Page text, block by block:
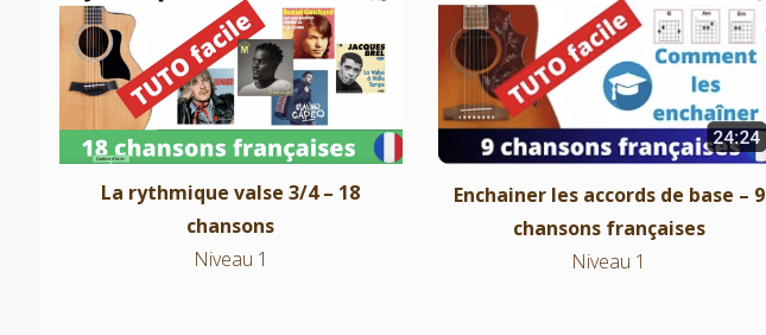
La rythmique valse 3/4 – 18
chansons
Niveau 1
La rythmique valse 3/4 – 18
chansons
Niveau 1
Enchainer les accords de base – 9
chansons françaises
Niveau 1
Enchainer les accords de base – 9
chansons françaises
Niveau 1